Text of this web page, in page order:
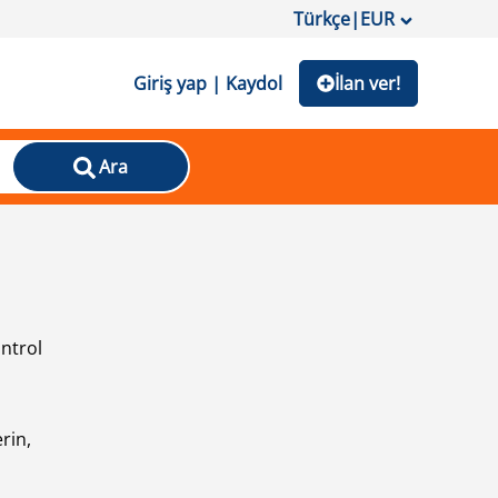
Türkçe|EUR
Giriş yap | Kaydol İlan ver!
Ara